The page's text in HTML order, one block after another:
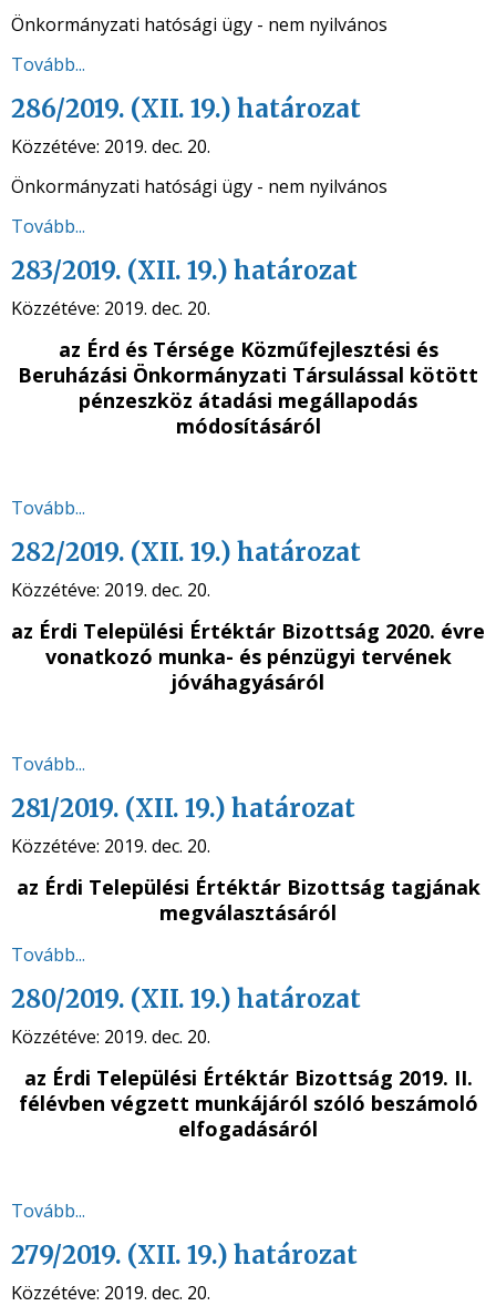
Önkormányzati hatósági ügy - nem nyilvános
Tovább...
286/2019. (XII. 19.) határozat
Közzétéve: 2019. dec. 20.
Önkormányzati hatósági ügy - nem nyilvános
Tovább...
283/2019. (XII. 19.) határozat
Közzétéve: 2019. dec. 20.
az Érd és Térsége Közműfejlesztési és
Beruházási Önkormányzati Társulással kötött
pénzeszköz átadási megállapodás
módosításáról
Tovább...
282/2019. (XII. 19.) határozat
Közzétéve: 2019. dec. 20.
az Érdi Települési Értéktár Bizottság 2020. évre
vonatkozó munka- és pénzügyi tervének
jóváhagyásáról
Tovább...
281/2019. (XII. 19.) határozat
Közzétéve: 2019. dec. 20.
az Érdi Települési Értéktár Bizottság tagjának
megválasztásáról
Tovább...
280/2019. (XII. 19.) határozat
Közzétéve: 2019. dec. 20.
az Érdi Települési Értéktár Bizottság 2019. II.
félévben végzett munkájáról szóló beszámoló
elfogadásáról
Tovább...
279/2019. (XII. 19.) határozat
Közzétéve: 2019. dec. 20.